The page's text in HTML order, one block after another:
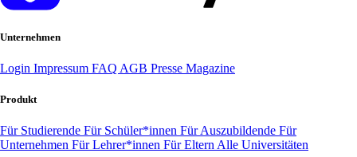
Unternehmen
Login Impressum FAQ AGB Presse Magazine
Produkt
Für Studierende Für Schüler*innen Für Auszubildende Für
Unternehmen Für Lehrer*innen Für Eltern Alle Universitäten